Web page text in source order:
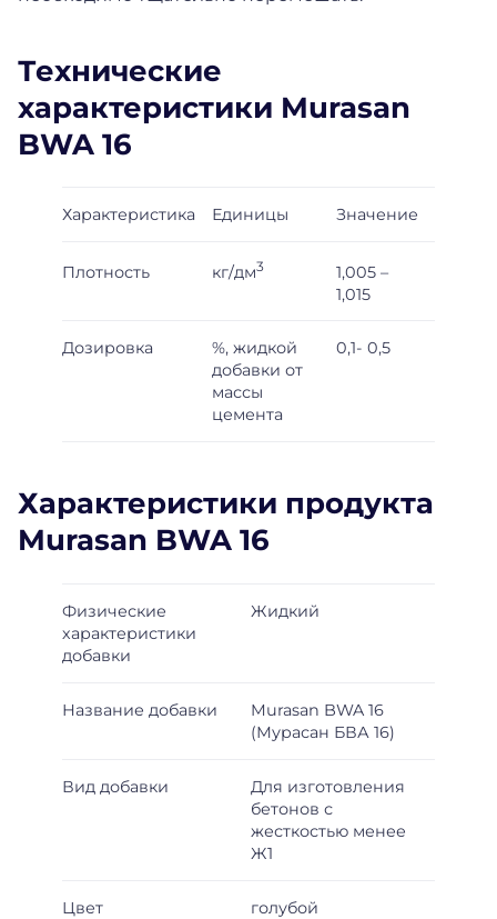
Технические
характеристики Murasan
BWA 16
Характеристика Единицы Значение
Плотность кг/дм3
1,005 –
1,015
Дозировка
%, жидкой
добавки от
массы
цемента
0,1- 0,5
Характеристики продукта
Murasan BWA 16
Физические
характеристики
добавки
Жидкий
Название добавки
Murasan BWA 16
(Мурасан БВА 16)
Вид добавки
Для изготовления
бетонов с
жесткостью менее
Ж1
Цвет голубой